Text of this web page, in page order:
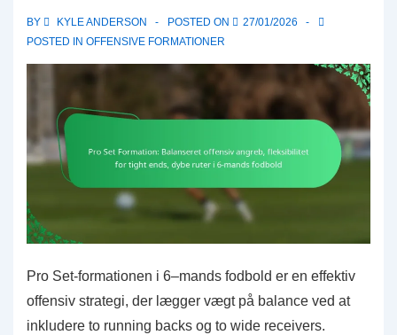
Defensiv
BY KYLE ANDERSON POSTED ON
27/01/2026
POSTED IN OFFENSIVE FORMATIONER
Pro Set-formationen i 6–mands fodbold er en effektiv
offensiv strategi, der lægger vægt på balance ved at
inkludere to running backs og to wide receivers.